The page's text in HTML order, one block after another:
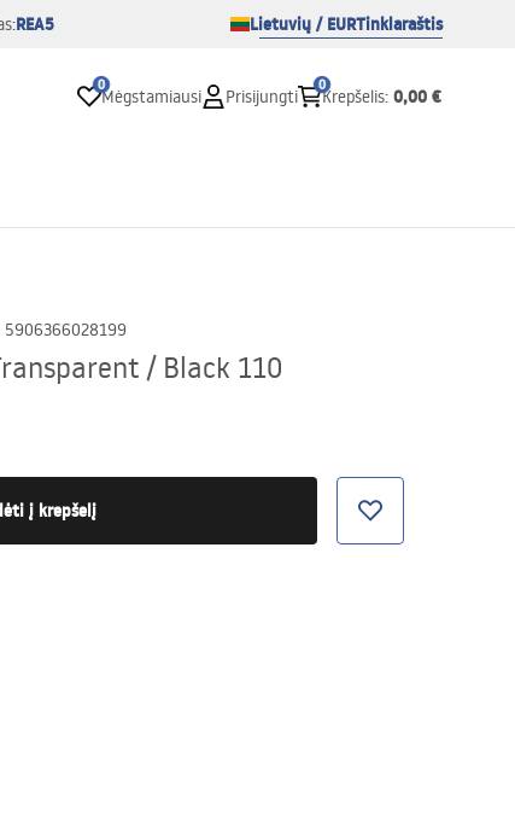
REA5 Lietuvių / EURTinklaraštis
0
Mėgstamiausi Prisijungti
0
Krepšelis: 0,00 €
5906366028199
/ Black 110
į krepšelį